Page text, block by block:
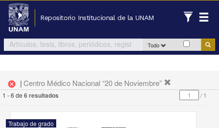
Repositorio Institucional de la UNAM
Todo
cancel |Centro Médico Nacional “20 de Noviembre”
1 - 6 de 6 resultados /1
Trabajo de grado